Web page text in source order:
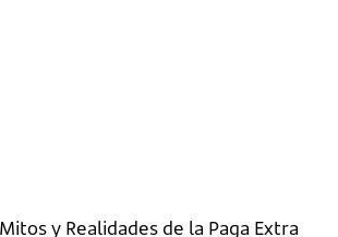
y Realidades de la Paga Extra